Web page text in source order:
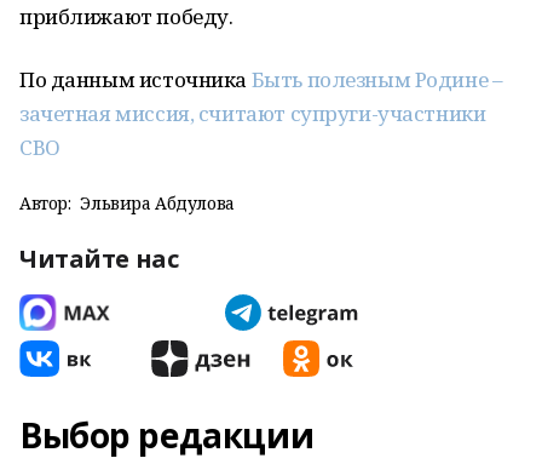
приближают победу.
По данным источника Быть полезным Родине –
зачетная миссия, считают супруги-участники
СВО
Автор: Эльвира Абдулова
Читайте нас
Выбор редакции